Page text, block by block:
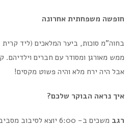
חופשה משפחתית אחרונה
בחוה"מ סוכות, ביער המלאכים (ליד
ממש מאורגן ומסודר עם חברים
אבל היה ירח מלא והיה פשוט מקסים!
איך נראה הבוקר שלכם?
רגב
משכים ב- 6:00 יוצא